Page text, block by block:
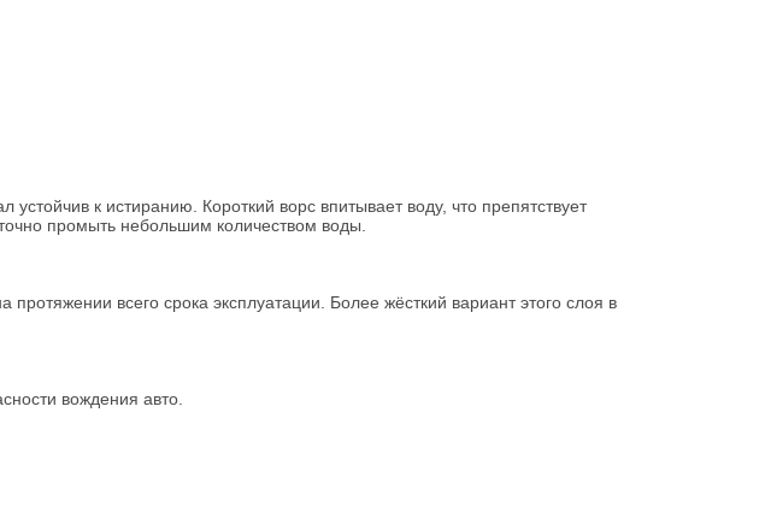
к истиранию. Короткий ворс впитывает воду, что препятствует
промыть небольшим количеством воды.
всего срока эксплуатации. Более жёсткий вариант этого слоя в
вождения авто.